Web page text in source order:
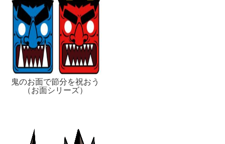
鬼のお面で節分を祝おう
（お面シリーズ）